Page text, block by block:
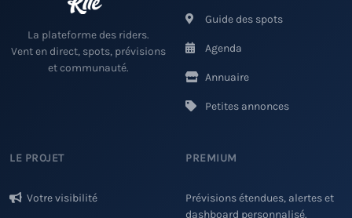
La plateforme des riders.
Vent en direct, spots, prévisions
et communauté.
Guide des spots
Agenda
Annuaire
Petites annonces
LE PROJET
Votre visibilité
PREMIUM
Prévisions étendues, alertes et
dashboard personnalisé.